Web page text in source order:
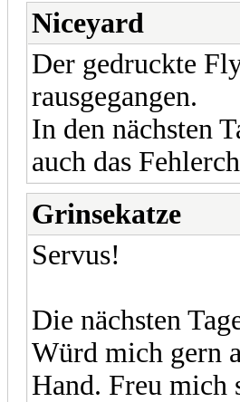
Niceyard
Der gedruckte
rausgegangen.
In den nächsten
auch das
Grinsekatze
Servus!
Die nächsten
Würd mich gern
Hand. Freu mich